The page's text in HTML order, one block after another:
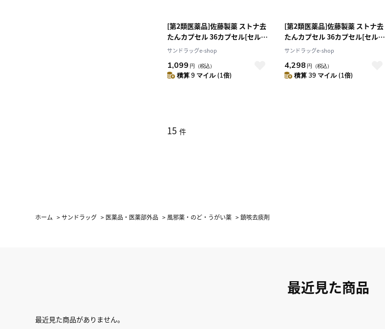
[第2類医薬品]佐藤製薬 ストナ去
たんカプセル 36カプセル[セルフ
メディケーション税制対象]
サンドラッグe-shop
1,099 円 （税込）
積算 9 マイル (1倍)
[第2類医薬品]佐藤製薬 ストナ去
たんカプセル 36カプセル[セルフ
メディケーション税制対象] [4個
サンドラッグe-shop
4,298 円 （税込）
積算 39 マイル (1倍)
15 件
ホーム >サンドラッグ > 医薬品・医薬部外品 > 風邪薬・のど・うがい薬 >鎮咳去痰剤
最近見た商品
最近見た商品がありません。